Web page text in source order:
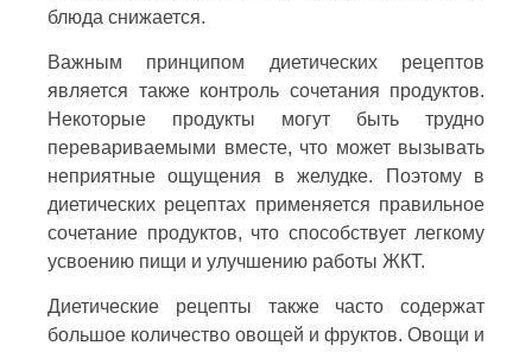
блюда снижается.
Важным принципом диетических рецептов
является также контроль сочетания продуктов.
Некоторые продукты могут быть трудно
перевариваемыми вместе, что может вызывать
неприятные ощущения в желудке. Поэтому в
диетических рецептах применяется правильное
сочетание продуктов, что способствует легкому
усвоению пищи и улучшению работы ЖКТ.
Диетические рецепты также часто содержат
большое количество овощей и фруктов. Овощи и